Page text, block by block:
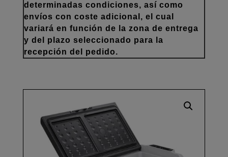
determinadas condiciones, así como
envíos con coste adicional, el cual
variará en función de la zona de entrega
y del plazo seleccionado para la
recepción del pedido.